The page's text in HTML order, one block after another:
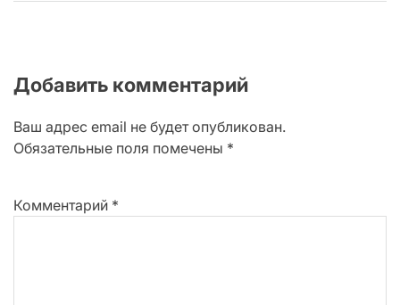
Добавить комментарий
Ваш адрес email не будет опубликован.
Обязательные поля помечены *
Комментарий *